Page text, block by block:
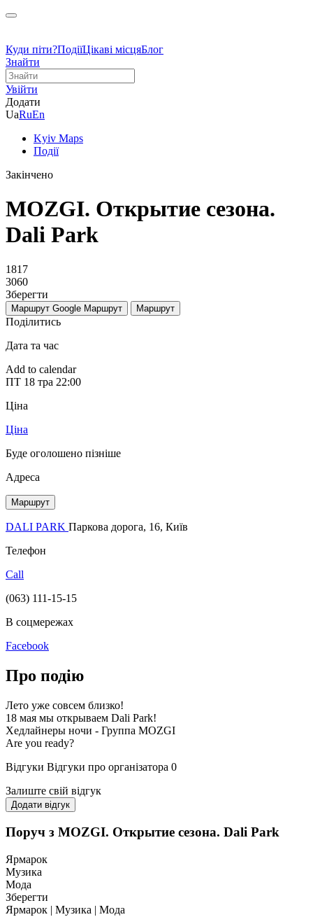
Куди піти?ПодіїЦікаві місцяБлог
Знайти
Увійти
Додати
UaRuEn
Kyiv Maps
Події
Закінчено
MOZGI. Открытие сезона.
Dali Park
1817
3060
Зберегти
Маршрут Google Маршрут Маршрут
Поділитись
Дата та час
Add to calendar
ПТ 18 тра 22:00
Ціна
Ціна
Буде оголошено пізніше
Адреса
Маршрут
DALI PARK Паркова дорога, 16, Київ
Телефон
Call
(063) 111-15-15
В соцмережах
Facebook
Про подію
Лето уже совсем близко!
18 мая мы открываем Dali Park!
Хедлайнеры ночи - Группа MOZGI
Are you ready?
Відгуки Відгуки про організатора 0
Залиште свій відгук
Додати відгук
Поруч з MOZGI. Открытие сезона. Dali Park
Ярмарок
Музика
Мода
Зберегти
Ярмарок | Музика | Мода